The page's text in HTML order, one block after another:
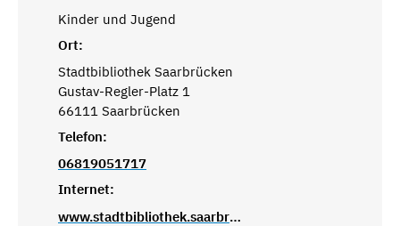
Kinder und Jugend
Ort:
Stadtbibliothek Saarbrücken
Gustav-Regler-Platz 1
66111 Saarbrücken
Telefon:
06819051717
Internet:
www.stadtbibliothek.saarbruecken.de